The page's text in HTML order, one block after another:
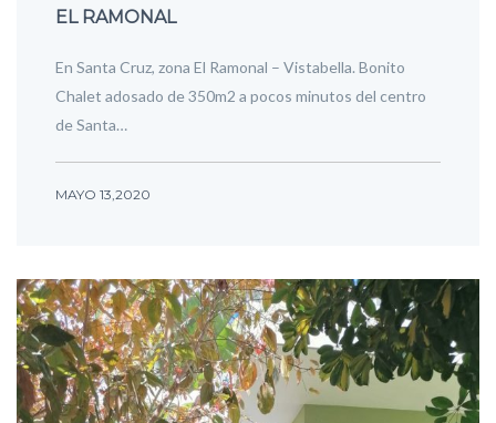
EL RAMONAL
En Santa Cruz, zona El Ramonal – Vistabella. Bonito
Chalet adosado de 350m2 a pocos minutos del centro
de Santa…
MAYO 13,2020